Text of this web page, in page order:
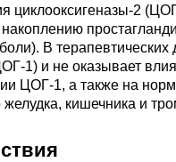
циклооксигеназы-2
накоплению
В
1) и не оказывает
ЦОГ-1, а также на
кишечника и